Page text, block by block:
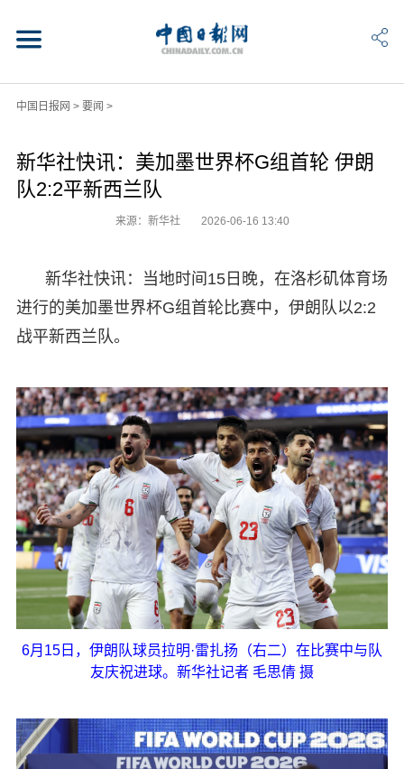
中国日报网 > 要闻 >
新华社快讯：美加墨世界杯G组首轮 伊朗
队2:2平新西兰队
来源：新华社 2026-06-16 13:40
新华社快讯：当地时间15日晚，在洛杉矶体育场
进行的美加墨世界杯G组首轮比赛中，伊朗队以2:2
战平新西兰队。
6月15日，伊朗队球员拉明·雷扎扬（右二）在比赛中与队
友庆祝进球。新华社记者 毛思倩 摄